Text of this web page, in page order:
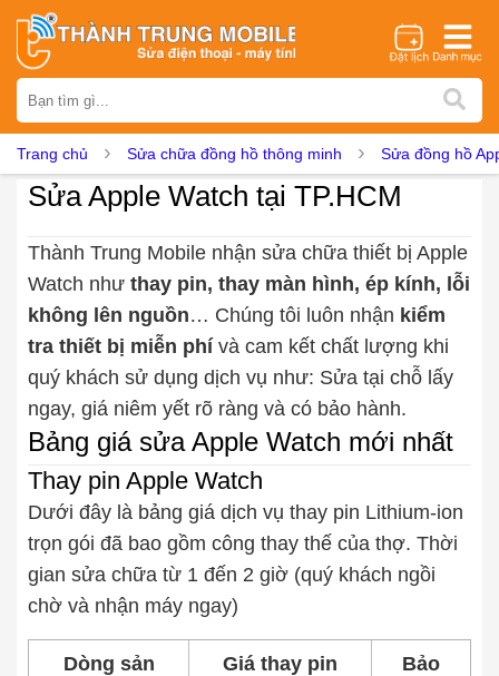
iPhone Samsung Oppo Xiaomi Realme Vivo
Huawei OnePlus
Asus Sony Vertu LG Tecno
Dịch vụ sửa chữa
Thay màn hình Thay pin Ép kính Thay camera
Thay loa Thay kính lưng Thay vỏ Thay chân sạc
Thay mic Thay rung Thay main Unlock - Mở Khoá
Thay màn hình
Màn hình iPhone Màn hình Samsung Màn hình Oppo
Màn hình Vsmart
Thay pin
Pin iPhone Pin Samsumg Pin Oppo Pin Xiaomi
Pin Realme
Thay vỏ
Trang chủ Sửa chữa đồng hồ thông minh Sửa đồng hồ
Sửa Apple Watch tại TP.HCM
Thành Trung Mobile nhận sửa chữa thiết bị Apple
Watch như thay pin, thay màn hình, ép kính, lỗi
không lên nguồn… Chúng tôi luôn nhận kiểm
tra thiết bị miễn phí và cam kết chất lượng khi
quý khách sử dụng dịch vụ như: Sửa tại chỗ lấy
ngay, giá niêm yết rõ ràng và có bảo hành.
Bảng giá sửa Apple Watch mới nhất
Thay pin Apple Watch
Dưới đây là bảng giá dịch vụ thay pin Lithium-ion
trọn gói đã bao gồm công thay thế của thợ. Thời
gian sửa chữa từ 1 đến 2 giờ (quý khách ngồi
chờ và nhận máy ngay)
Dòng sản
Giá thay pin
Bảo